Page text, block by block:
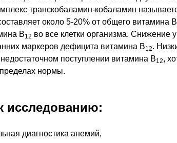
транскобаламин-кобаламин
около 5-20% от общего витамина В
В12 во все клетки организма. Снижение
маркеров дефицита витамина В12.
недостаточном поступлении витамина В12,
нормы.
исследованию:
диагностика анемий,